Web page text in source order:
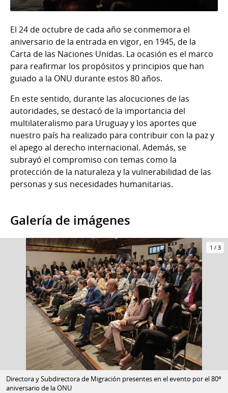
El 24 de octubre de cada año se conmemora el
aniversario de la entrada en vigor, en 1945, de la
Carta de las Naciones Unidas. La ocasión es el marco
para reafirmar los propósitos y principios que han
guiado a la ONU durante estos 80 años.
En este sentido, durante las alocuciones de las
autoridades, se destacó de la importancia del
multilateralismo para Uruguay y los aportes que
nuestro país ha realizado para contribuir con la paz y
el apego al derecho internacional. Además, se
subrayó el compromiso con temas como la
protección de la naturaleza y la vulnerabilidad de las
personas y sus necesidades humanitarias.
Galería de imágenes
1 / 3
Directora y Subdirectora de Migración presentes en el evento por el 80º
aniversario de la ONU